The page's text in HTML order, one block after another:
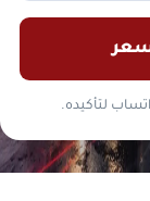
لتأكيده.